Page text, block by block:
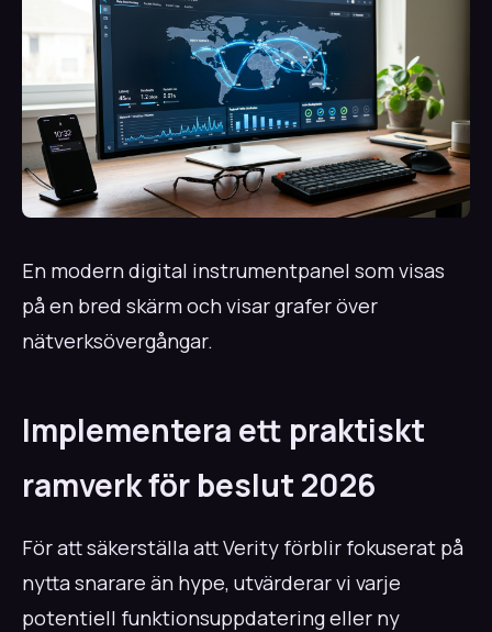
En modern digital instrumentpanel som visas
på en bred skärm och visar grafer över
nätverksövergångar.
Implementera ett praktiskt
ramverk för beslut 2026
För att säkerställa att Verity förblir fokuserat på
nytta snarare än hype, utvärderar vi varje
potentiell funktionsuppdatering eller ny